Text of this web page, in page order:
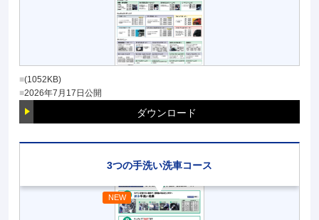
(1052KB)
2026年7月17日公開
ダウンロード
3つの手洗い洗車コース